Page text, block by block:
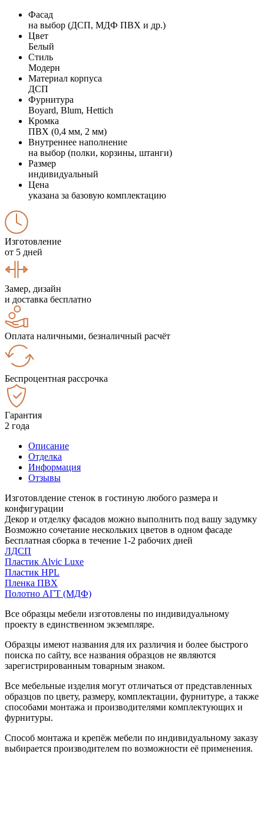
Фасад
на выбор (ДСП, МДФ ПВХ и др.)
Цвет
Белый
Стиль
Модерн
Материал корпуса
ДСП
Фурнитура
Boyard, Blum, Hettich
Кромка
ПВХ (0,4 мм, 2 мм)
Внутреннее наполнение
на выбор (полки, корзины, штанги)
Размер
индивидуальный
Цена
указана за базовую комплектацию
Изготовление
от 5 дней
Замер, дизайн
и доставка бесплатно
Оплата наличными, безналичный расчёт
Беспроцентная рассрочка
Гарантия
2 года
Описание
Отделка
Информация
Отзывы
Изготовлдение стенок в гостиную любого размера и
конфигурации
Декор и отделку фасадов можно выполнить под вашу задумку
Возможно сочетание нескольких цветов в одном фасаде
Бесплатная сборка в течение 1-2 рабочих дней
ЛДСП
Пластик Alvic Luxe
Пластик HPL
Пленка ПВХ
Полотно АГТ (МДФ)
Все образцы мебели изготовлены по индивидуальному
проекту в единственном экземпляре.
Образцы имеют названия для их различия и более быстрого
поиска по сайту, все названия образцов не являются
зарегистрированным товарным знаком.
Все мебельные изделия могут отличаться от представленных
образцов по цвету, размеру, комплектации, фурнитуре, а также
способами монтажа и производителями комплектующих и
фурнитуры.
Способ монтажа и крепёж мебели по индивидуальному заказу
выбирается производителем по возможности её применения.